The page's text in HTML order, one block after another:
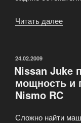
Читать далее
с
ОПУБЛИКОВАНО
24.02.2009
Nissan Juke
мощность и
Nismo RC
Сложно найти